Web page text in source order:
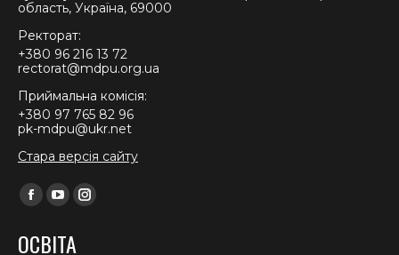
область, Україна, 69000
Ректорат:
+380 96 216 13 72
rectorat@mdpu.org.ua
Приймальна комісія:
+380 97 765 82 96
pk-mdpu@ukr.net
Стара версія сайту
Find us on:
Facebook
opens
YouTube
opens
Instagram
ОСВІТА